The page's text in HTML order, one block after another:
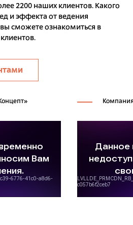
2200 наших клиентов. Какого
и эффекта от ведения
сможете ознакомиться в